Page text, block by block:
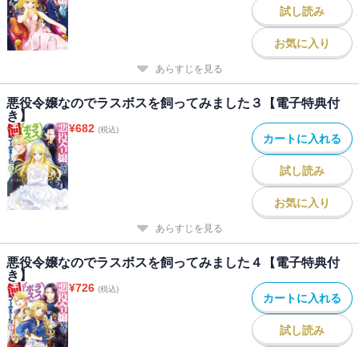
試し読み
お気に入り
あらすじを見る
悪役令嬢なのでラスボスを飼ってみました３【電子特典付
き】
¥682 (税込)
カートに入れる
試し読み
お気に入り
あらすじを見る
悪役令嬢なのでラスボスを飼ってみました４【電子特典付
き】
¥726 (税込)
カートに入れる
試し読み